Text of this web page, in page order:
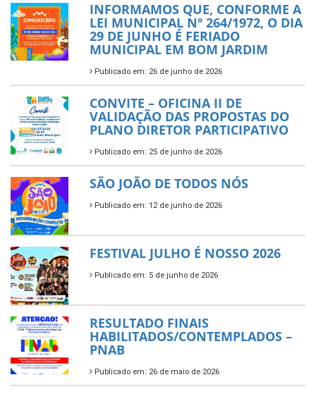
INFORMAMOS QUE, CONFORME A
LEI MUNICIPAL Nº 264/1972, O DIA
29 DE JUNHO É FERIADO
MUNICIPAL EM BOM JARDIM
Publicado em: 26 de junho de 2026
CONVITE – OFICINA II DE
VALIDAÇÃO DAS PROPOSTAS DO
PLANO DIRETOR PARTICIPATIVO
Publicado em: 25 de junho de 2026
SÃO JOÃO DE TODOS NÓS
Publicado em: 12 de junho de 2026
FESTIVAL JULHO É NOSSO 2026
Publicado em: 5 de junho de 2026
RESULTADO FINAIS
HABILITADOS/CONTEMPLADOS –
PNAB
Publicado em: 26 de maio de 2026